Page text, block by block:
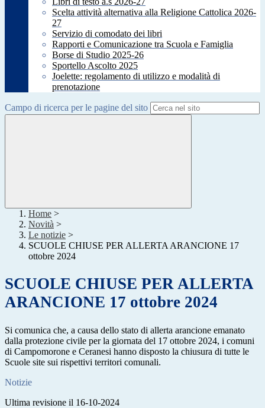
Scelta attività alternativa alla Religione Cattolica 2026-
27
Servizio di comodato dei libri
Rapporti e Comunicazione tra Scuola e Famiglia
Borse di Studio 2025-26
Sportello Ascolto 2025
Joelette: regolamento di utilizzo e modalità di
prenotazione
Campo di ricerca per le pagine del sito
Home >
Novità >
Le notizie >
SCUOLE CHIUSE PER ALLERTA ARANCIONE 17
ottobre 2024
SCUOLE CHIUSE PER ALLERTA
ARANCIONE 17 ottobre 2024
Si comunica che, a causa dello stato di allerta arancione emanato
dalla protezione civile per la giornata del 17 ottobre 2024, i comuni
di Campomorone e Ceranesi hanno disposto la chiusura di tutte le
Scuole site sui rispettivi territori comunali.
Notizie
Ultima revisione il 16-10-2024